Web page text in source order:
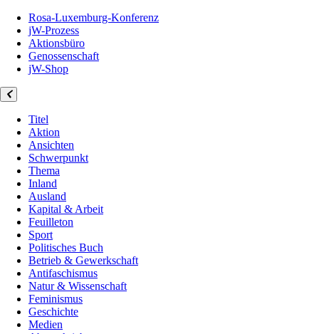
Rosa-Luxemburg-Konferenz
jW-Prozess
Aktionsbüro
Genossenschaft
jW-Shop
Titel
Aktion
Ansichten
Schwerpunkt
Thema
Inland
Ausland
Kapital & Arbeit
Feuilleton
Sport
Politisches Buch
Betrieb & Gewerkschaft
Antifaschismus
Natur & Wissenschaft
Feminismus
Geschichte
Medien